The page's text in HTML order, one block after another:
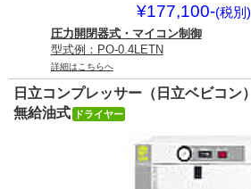
¥177,100-(税別)
圧力開閉器式・マイコン制御
型式例：PO-0.4LETN
詳細はこちらへ
日立コンプレッサー（日立ベビコン）
無給油式
ドライヤー